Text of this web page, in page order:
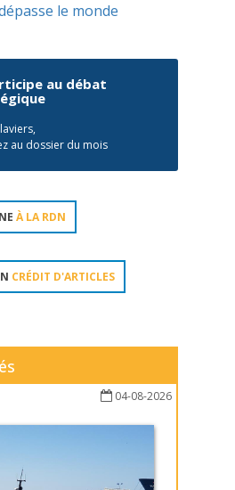
le monde
au débat
au dossier du mois
À LA RDN
CRÉDIT D'ARTICLES
04-08-2026